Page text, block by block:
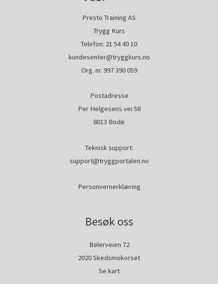
Presto Training AS
Trygg Kurs
Telefon: 21 54 40 10
kundesenter@tryggkurs.no
Org. nr. 997 390 059
Postadresse
Per Helgesens vei 58
8013 Bodø
Teknisk support:
support@tryggportalen.no
Personvernerklæring
Besøk oss
Bølerveien 72
2020 Skedsmokorset
Se kart